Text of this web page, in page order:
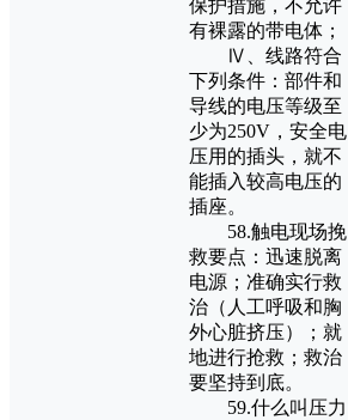
保护措施，不允许
有裸露的带电体；
Ⅳ、线路符合
下列条件：部件和
导线的电压等级至
少为250V，安全电
压用的插头，就不
能插入较高电压的
插座。
58.触电现场挽
救要点：迅速脱离
电源；准确实行救
治（人工呼吸和胸
外心脏挤压）；就
地进行抢救；救治
要坚持到底。
59.什么叫压力